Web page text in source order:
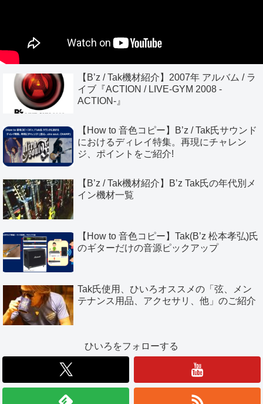
【B’z / Tak機材紹介】2007年 アルバム / ラ
イブ『ACTION / LIVE-GYM 2008 -
ACTION-』
【How to 音色コピー】B’z / Tak氏サウンド
におけるディレイ特集。再現にチャレン
ジ、ポイントをご紹介!
【B’z / Tak機材紹介】B’z Tak氏の年代別メ
イン機材一覧
【How to 音色コピー】Tak(B’z 松本孝弘)氏
のギターだけの音源ピックアップ
Tak氏使用、ひいろオススメの「弦、メン
テナンス用品、アクセサリ、他」のご紹介
ひいろをフォローする